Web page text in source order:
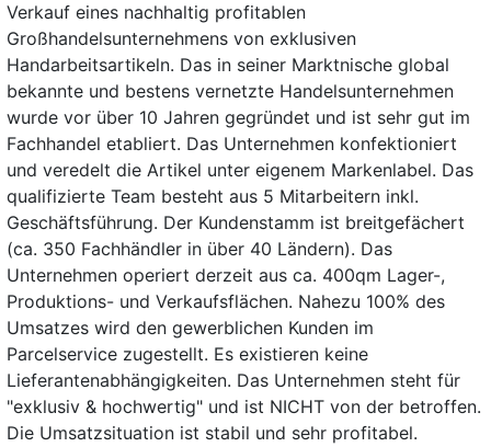
Verkauf eines nachhaltig profitablen
Großhandelsunternehmens von exklusiven
Handarbeitsartikeln. Das in seiner Marktnische global
bekannte und bestens vernetzte Handelsunternehmen
wurde vor über 10 Jahren gegründet und ist sehr gut im
Fachhandel etabliert. Das Unternehmen konfektioniert
und veredelt die Artikel unter eigenem Markenlabel. Das
qualifizierte Team besteht aus 5 Mitarbeitern inkl.
Geschäftsführung. Der Kundenstamm ist breitgefächert
(ca. 350 Fachhändler in über 40 Ländern). Das
Unternehmen operiert derzeit aus ca. 400qm Lager-,
Produktions- und Verkaufsflächen. Nahezu 100% des
Umsatzes wird den gewerblichen Kunden im
Parcelservice zugestellt. Es existieren keine
Lieferantenabhängigkeiten. Das Unternehmen steht für
"exklusiv & hochwertig" und ist NICHT von der betroffen.
Die Umsatzsituation ist stabil und sehr profitabel.